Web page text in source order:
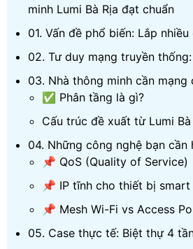
minh Lumi Bà Rịa đạt chuẩn
01. Vấn đề phổ biến: Lắp
02. Tư duy mạng truyền
03. Nhà thông minh cần
✅ Phân tầng là gì?
Cấu trúc đề xuất từ Lumi Bà
04. Những công nghệ bạn
📌 QoS (Quality of Service)
📌 IP tĩnh cho thiết bị smart
📌 Mesh Wi-Fi vs Access
05. Case thực tế: Biệt thự 4